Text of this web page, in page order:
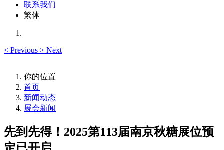
联系我们
繁体
< Previous > Next
你的位置
首页
新闻动态
展会新闻
先到先得！2025第113届南京秋糖展位预